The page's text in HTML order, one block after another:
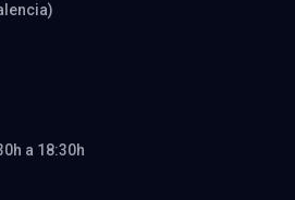
a 18:30h